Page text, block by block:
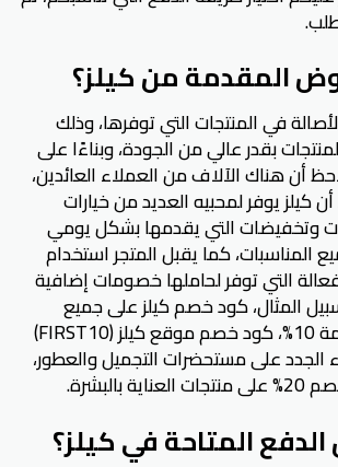
المقدمة من كيلز؟
في المنتجات التي توفرها، وذلك
بقدر عالي من الجودة، وبناءًا على
أن هناك الآلاف من العملاء العائدين،
كيلز يوفر لمحبيه العديد من خيارات
وتخفيضات التي يقدمها بشكل يومي
كما يقبل المتجر استخدام
التي توفر لحاملها خصومات إضافية
المثال، كود خصم كيلز على جميع
منتجات البشرة بقيمة 10%، كود خصم موقع كيلز (FIRST10)
الجدد على مستحضرات التجميل والعطور،
المتاحة في كيلز؟